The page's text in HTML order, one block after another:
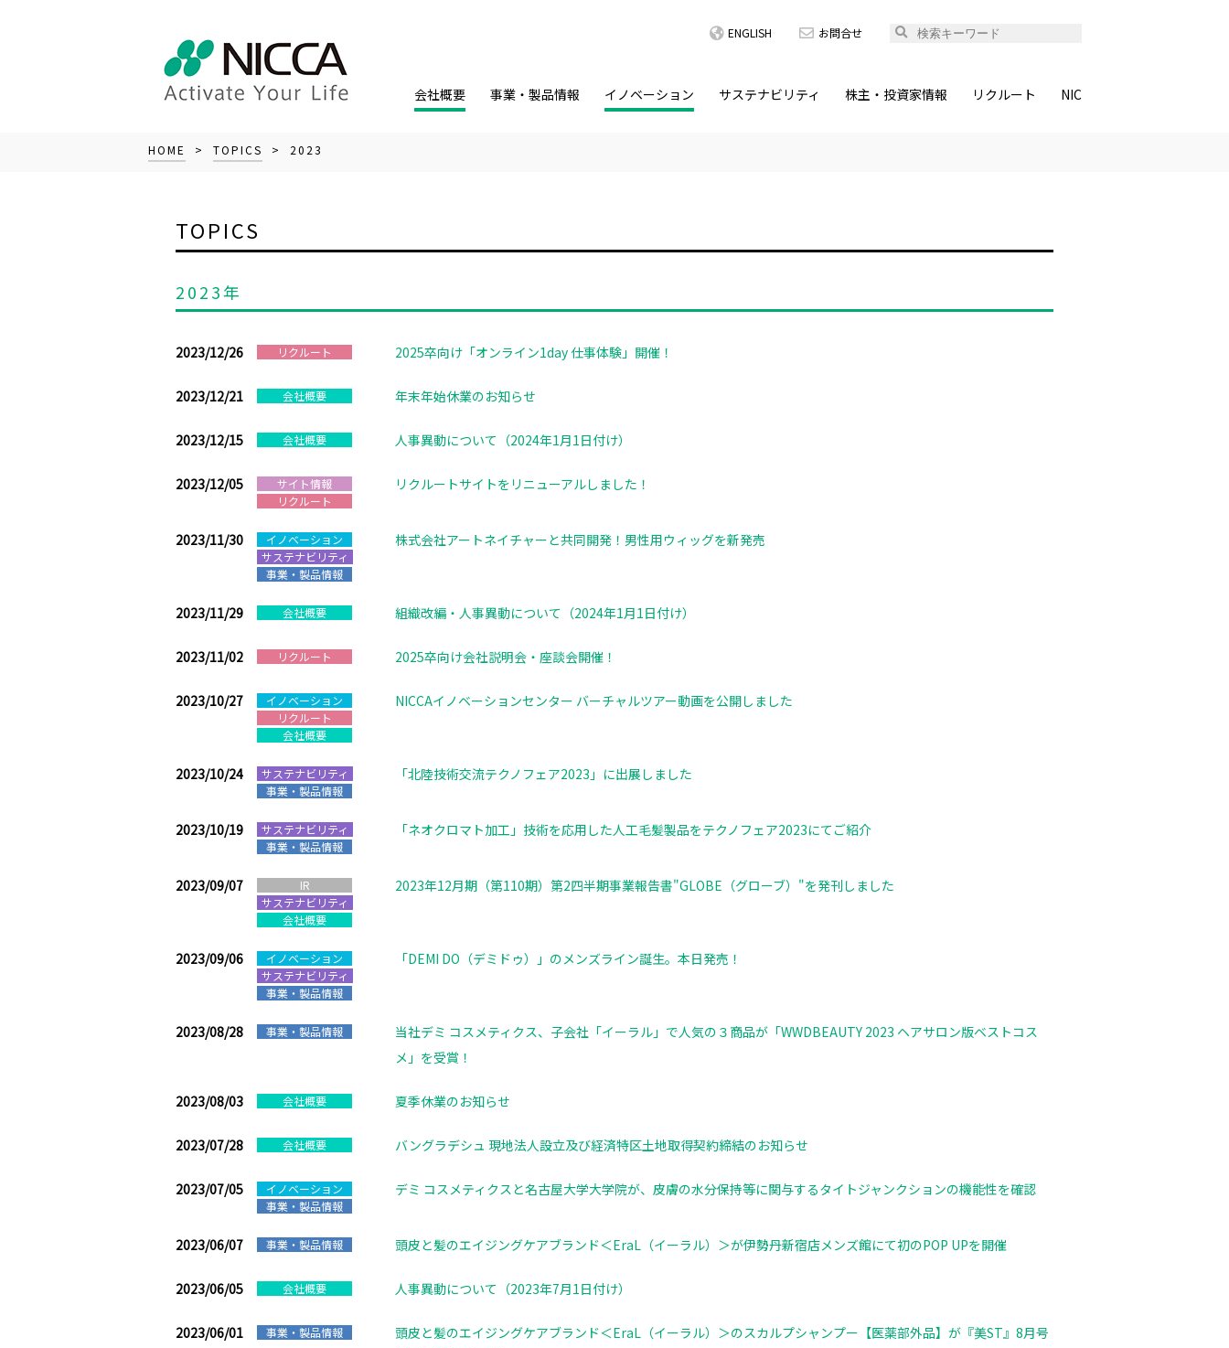
ENGLISH お問合せ
会社概要 事業・製品情報 イノベーション サステナビリティ 株主・投資家情報 リクルート NIC
HOME > TOPICS > 2023
TOPICS
2023年
2023/12/26 リクルート 2025卒向け「オンライン1day 仕事体験」開催！
2023/12/21 会社概要 年末年始休業のお知らせ
2023/12/15 会社概要 人事異動について（2024年1月1日付け）
2023/12/05
サイト情報
リクルート
リクルートサイトをリニューアルしました​！
2023/11/30
イノベーション
サステナビリティ
事業・製品情報
株式会社アートネイチャーと共同開発！男性用ウィッグを新発売
2023/11/29 会社概要 組織改編・人事異動について（2024年1月1日付け）
2023/11/02 リクルート 2025卒向け会社説明会・座談会開催！
2023/10/27
イノベーション
リクルート
会社概要
NICCAイノベーションセンター バーチャルツアー動画を公開しました
2023/10/24
サステナビリティ
事業・製品情報
「北陸技術交流テクノフェア2023」に出展しました
2023/10/19
サステナビリティ
事業・製品情報
「ネオクロマト加工」技術を応用した人工毛髪製品をテクノフェア2023にてご紹介
2023/09/07
IR
サステナビリティ
会社概要
2023年12月期（第110期）第2四半期事業報告書"GLOBE（グローブ）"を発刊しました
2023/09/06
イノベーション
サステナビリティ
事業・製品情報
「DEMI DO（デミドゥ）」のメンズライン誕⽣。本⽇発売！
2023/08/28 事業・製品情報
当社デミ コスメティクス、子会社「イーラル」で⼈気の３商品が「WWDBEAUTY 2023 ヘアサロン版ベストコス
メ」を受賞！
2023/08/03 会社概要 夏季休業のお知らせ
2023/07/28 会社概要 バングラデシュ 現地法人設立及び経済特区土地取得契約締結のお知らせ
2023/07/05
イノベーション
事業・製品情報
デミ コスメティクスと名古屋大学大学院が、皮膚の水分保持等に関与するタイトジャンクションの機能性を確認
2023/06/07 事業・製品情報 頭皮と髪のエイジングケアブランド＜EraL（イーラル）＞が伊勢丹新宿店メンズ館にて初のPOP UPを開催
2023/06/05 会社概要 人事異動について（2023年7月1日付け）
2023/06/01 事業・製品情報
頭皮と髪のエイジングケアブランド＜EraL（イーラル）＞のスカルプシャンプー【医薬部外品】が『美ST』8月号